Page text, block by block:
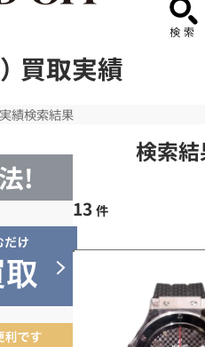
買取実績
績検索結果
!
検索
13 件